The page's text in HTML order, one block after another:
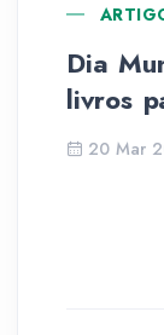
Dia
livros
20 Mar